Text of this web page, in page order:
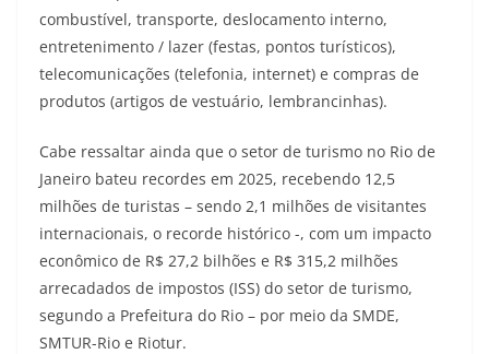
combustível, transporte, deslocamento interno,
entretenimento / lazer (festas, pontos turísticos),
telecomunicações (telefonia, internet) e compras de
produtos (artigos de vestuário, lembrancinhas).
Cabe ressaltar ainda que o setor de turismo no Rio de
Janeiro bateu recordes em 2025, recebendo 12,5
milhões de turistas – sendo 2,1 milhões de visitantes
internacionais, o recorde histórico -, com um impacto
econômico de R$ 27,2 bilhões e R$ 315,2 milhões
arrecadados de impostos (ISS) do setor de turismo,
segundo a Prefeitura do Rio – por meio da SMDE,
SMTUR-Rio e Riotur.